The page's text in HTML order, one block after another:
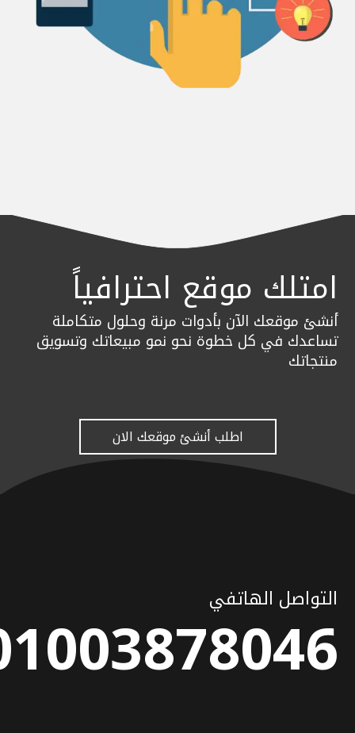
امتلك موقع احترافياً
أنشئ موقعك الآن بأدوات مرنة وحلول متكاملة
تساعدك في كل خطوة نحو نمو مبيعاتك وتسويق
منتجاتك
اطلب أنشئ موقعك الان
التواصل الهاتفي